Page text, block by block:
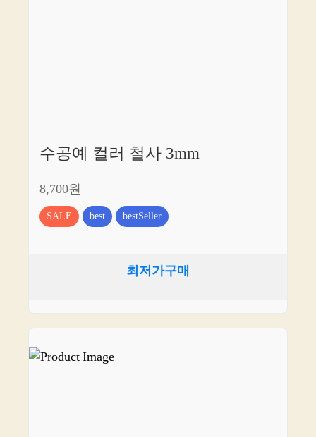
수공예 컬러 철사 3mm
8,700원
SALE best bestSeller
최저가구매